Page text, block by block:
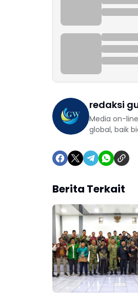
redaksi
Media on-
global, baik
Berita Terkait